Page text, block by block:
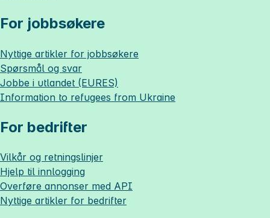
For jobbsøkere
Nyttige artikler for jobbsøkere
Spørsmål og svar
Jobbe i utlandet (EURES)
Information to refugees from Ukraine
For bedrifter
Vilkår og retningslinjer
Hjelp til innlogging
Overføre annonser med API
Nyttige artikler for bedrifter